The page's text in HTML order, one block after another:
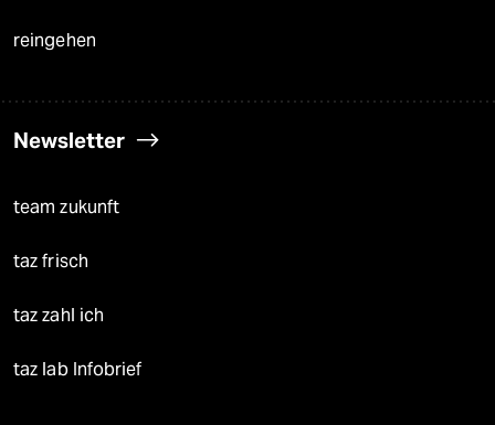
reingehen
Newsletter
team zukunft
taz frisch
taz zahl ich
taz lab Infobrief